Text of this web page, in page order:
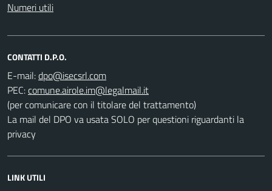
Numeri utili
CONTATTI D.P.O.
E-mail:
PEC:
(per comunicare con il titolare del trattamento)
La mail del DPO va usata SOLO per questioni riguardanti la
privacy
LINK UTILI